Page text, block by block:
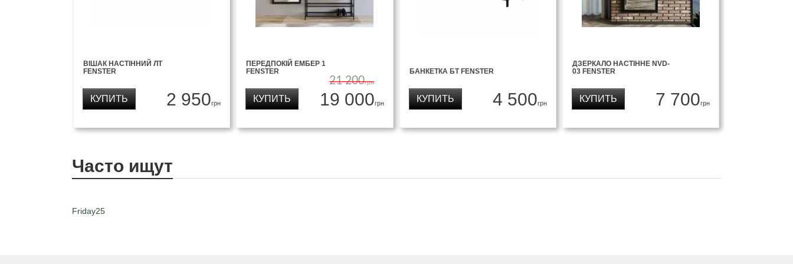
ВІШАК НАСТІННИЙ ЛТ
FENSTER
2 950грн
КУПИТЬ
ПЕРЕДПОКІЙ ЕМБЕР 1
FENSTER
21 200грн
19 000грн
КУПИТЬ
БАНКЕТКА БТ FENSTER
4 500грн
КУПИТЬ
ДЗЕРКАЛО НАСТІННЕ NVD-
03 FENSTER
7 700грн
КУПИТЬ
Часто ищут
Friday25